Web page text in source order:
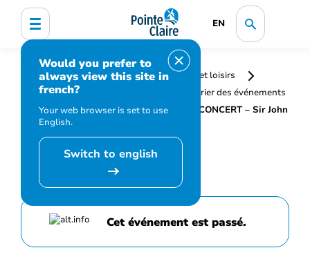
EN
Would you prefer to
always view this site in
french?
Your web browser is set to use
English.
Switch to english
Accueil
Bibliothèque, culture, sports et loisirs
Programmation et inscription
Calendrier des événements
et activités
Projection de concerts – CONCERT – Sir John
Eliot Gardiner dirige Dvořák et Mozart
Cet événement est passé.